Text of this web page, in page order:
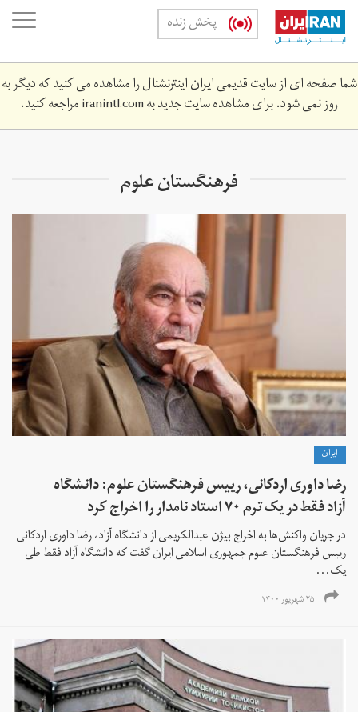
Skip
main
content
پخش زنده
شما صفحه ای از سایت قدیمی ایران اینترنشنال را مشاهده می کنید که دیگر به
روز نمی شود. برای مشاهده سایت جدید بهiranintl.comمراجعه کنید.
فرهنگستان علوم
ايران
رضا داوری اردکانی، رییس فرهنگستان علوم: دانشگاه
آزاد فقط در یک ترم ۷۰ استاد نامدار را اخراج کرد
در جریان واکنش‌ها به اخراج بیژن عبدالکریمی از دانشگاه آزاد، رضا داوری اردکانی
رییس فرهنگستان علوم جمهوری اسلامی ایران گفت که دانشگاه آزاد فقط طی
یک...
۲۵ شهریور ۱۴۰۰